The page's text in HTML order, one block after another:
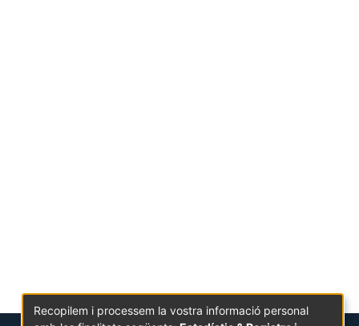
Recopilem i processem la vostra informació personal